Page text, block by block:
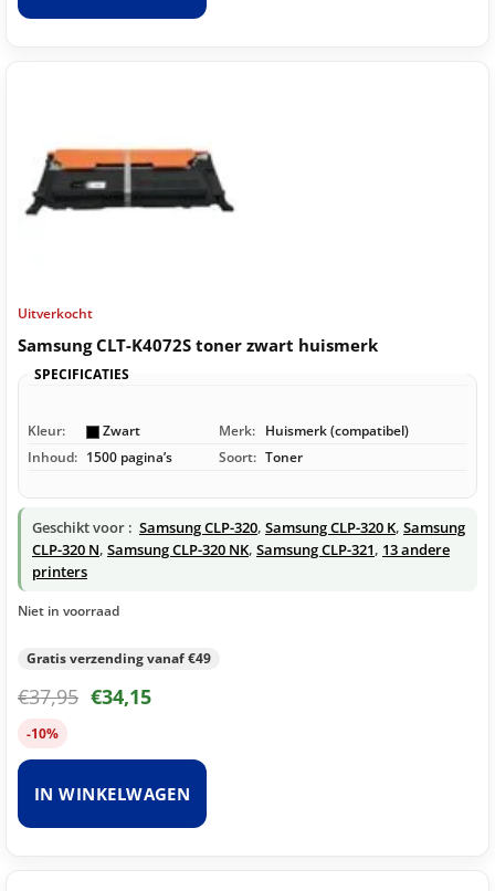
Uitverkocht
Samsung CLT-K4072S toner zwart huismerk
SPECIFICATIES
Kleur: Zwart Merk: Huismerk (compatibel)
Inhoud: 1500 pagina’s Soort: Toner
Geschikt voor : Samsung CLP-320, Samsung CLP-320 K, Samsung
CLP-320 N, Samsung CLP-320 NK, Samsung CLP-321, 13 andere
printers
Niet in voorraad
Gratis verzending vanaf €49
€37,95 €34,15
-10%
IN WINKELWAGEN